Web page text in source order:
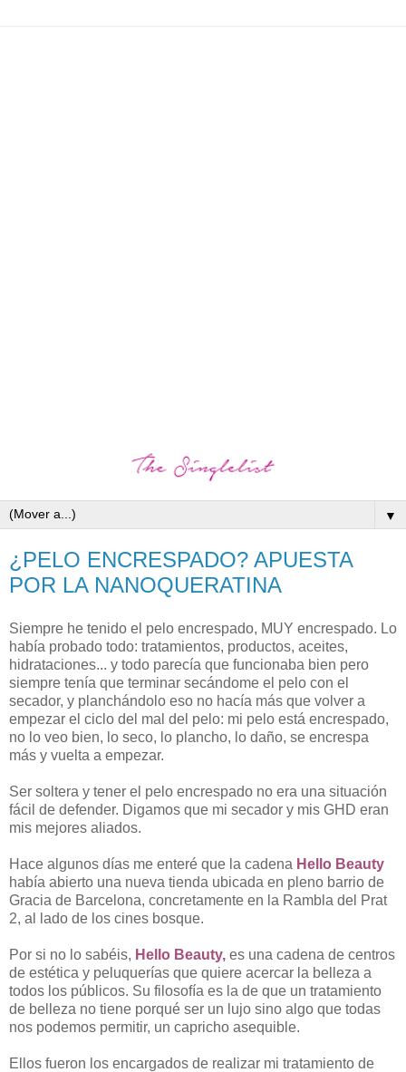
▼
¿PELO ENCRESPADO? APUESTA
POR LA NANOQUERATINA
Siempre he tenido el pelo encrespado, MUY encrespado. Lo
había probado todo: tratamientos, productos, aceites,
hidrataciones... y todo parecía que funcionaba bien pero
siempre tenía que terminar secándome el pelo con el
secador, y planchándolo eso no hacía más que volver a
empezar el ciclo del mal del pelo: mi pelo está encrespado,
no lo veo bien, lo seco, lo plancho, lo daño, se encrespa
más y vuelta a empezar.
Ser soltera y tener el pelo encrespado no era una situación
fácil de defender. Digamos que mi secador y mis GHD eran
mis mejores aliados.
Hace algunos días me enteré que la cadena Hello Beauty
había abierto una nueva tienda ubicada en pleno barrio de
Gracia de Barcelona, concretamente en la Rambla del Prat
2, al lado de los cines bosque.
Por si no lo sabéis, Hello Beauty, es una cadena de centros
de estética y peluquerías que quiere acercar la belleza a
todos los públicos. Su filosofía es la de que un tratamiento
de belleza no tiene porqué ser un lujo sino algo que todas
nos podemos permitir, un capricho asequible.
Ellos fueron los encargados de realizar mi tratamiento de